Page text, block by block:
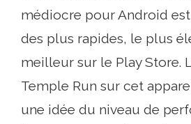
médiocre pour Android
des plus rapides, le plus
meilleur sur le Play Store.
Temple Run sur cet
une idée du niveau de